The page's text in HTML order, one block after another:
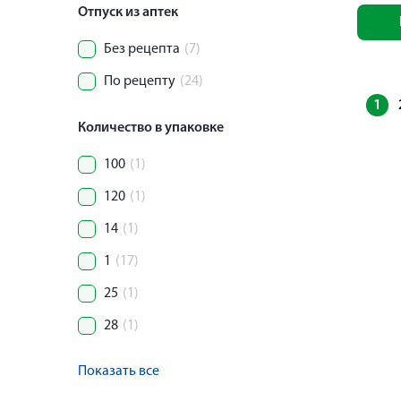
Отпуск из аптек
Без рецепта (7)
По рецепту (24)
Количество в упаковке
100 (1)
120 (1)
14 (1)
1 (17)
25 (1)
28 (1)
Показать все
1